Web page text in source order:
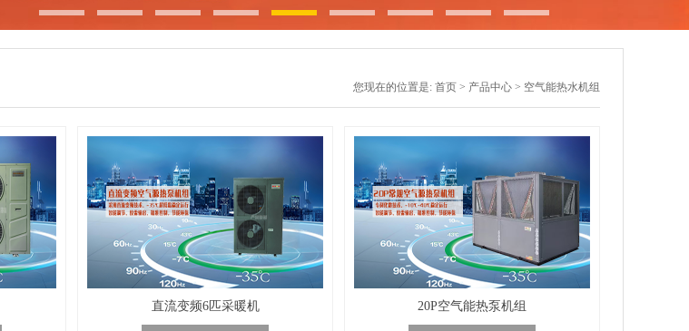
您现在的位置是: 首页 > 产品中心 > 空气能热水机组
直流变频6匹采暖机 20P空气能热泵机组